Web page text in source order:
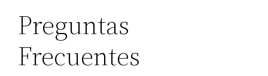
Preguntas
Frecuentes